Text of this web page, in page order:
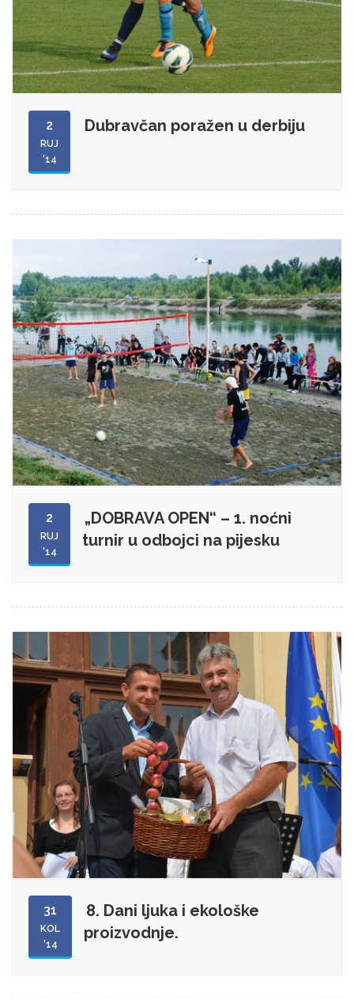
2
RUJ
'14
Dubravčan poražen u derbiju
2
RUJ
'14
„DOBRAVA OPEN“ – 1. noćni
turnir u odbojci na pijesku
31
KOL
'14
8. Dani ljuka i ekološke
proizvodnje.